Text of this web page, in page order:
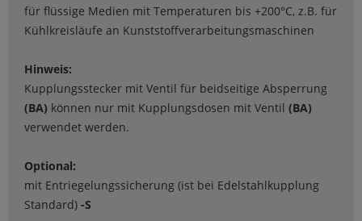
für flüssige Medien mit Temperaturen bis +200°C, z.B. für
Kühlkreisläufe an Kunststoffverarbeitungsmaschinen
Hinweis:
Kupplungsstecker mit Ventil für beidseitige Absperrung
(BA) können nur mit Kupplungsdosen mit Ventil (BA)
verwendet werden.
Optional:
mit Entriegelungssicherung (ist bei Edelstahlkupplung
Standard) -S